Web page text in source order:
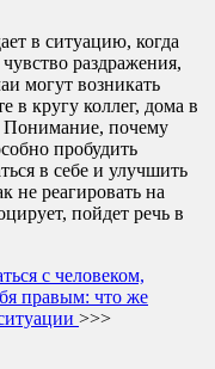
в ситуацию, когда
раздражения,
могут возникать
в кругу коллег, дома в
Понимание, почему
пробудить
в себе и улучшить
не реагировать на
пойдет речь в
с человеком,
правым: что же
>>>